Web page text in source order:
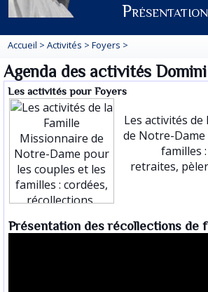
Présentation
Accueil > Activités > Foyers >
Agenda des activités Domini
Les activités pour Foyers
Les activités
de Notre-
familles
retraites,
Présentation des récollections de